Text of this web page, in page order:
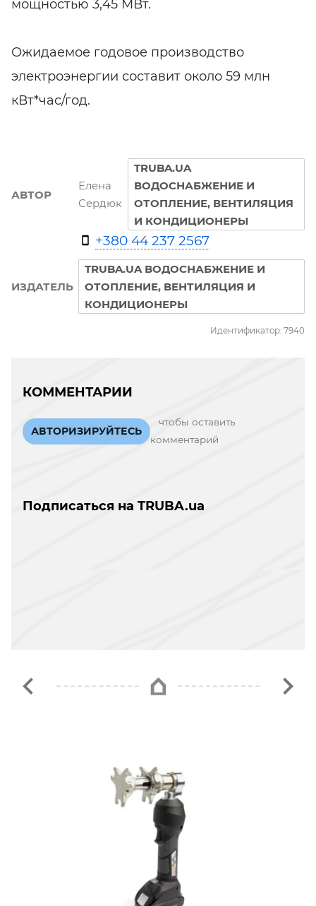
мощностью 3,45 МВт.
Ожидаемое годовое производство
электроэнергии составит около 59 млн
кВт*час/год.
АВТОР
Елена
Сердюк
TRUBA.UA
ВОДОСНАБЖЕНИЕ И
ОТОПЛЕНИЕ, ВЕНТИЛЯЦИЯ
И КОНДИЦИОНЕРЫ
+380 44 237 2567
ИЗДАТЕЛЬ
TRUBA.UA ВОДОСНАБЖЕНИЕ И
ОТОПЛЕНИЕ, ВЕНТИЛЯЦИЯ И
КОНДИЦИОНЕРЫ
Идентификатор: 7940
КОММЕНТАРИИ
АВТОРИЗИРУЙТЕСЬ
чтобы оставить
комментарий
Подписаться на TRUBA.ua